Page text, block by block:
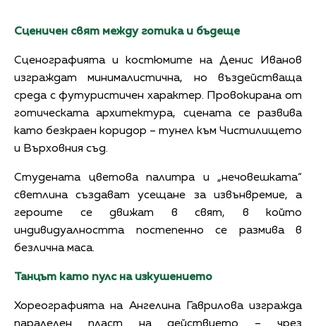
Сценичен свят между готика и бъдеще
Сценографията и костюмите на Денис Иванов
изграждат минималистична, но въздействаща
среда с футуристичен характер. Провокирана от
готическата архитектура, сцената се развива
като безкраен коридор – тунел към Чистилището
и Върховния съд.
Студената цветова палитра и „нечовешката“
светлина създават усещане за извънвремие, а
героите се движат в свят, в който
индивидуалността постепенно се размива в
безлична маса.
Танцът като пулс на изкушението
Хореографията на Ангелина Гаврилова изгражда
паралелен пласт на действието – чрез